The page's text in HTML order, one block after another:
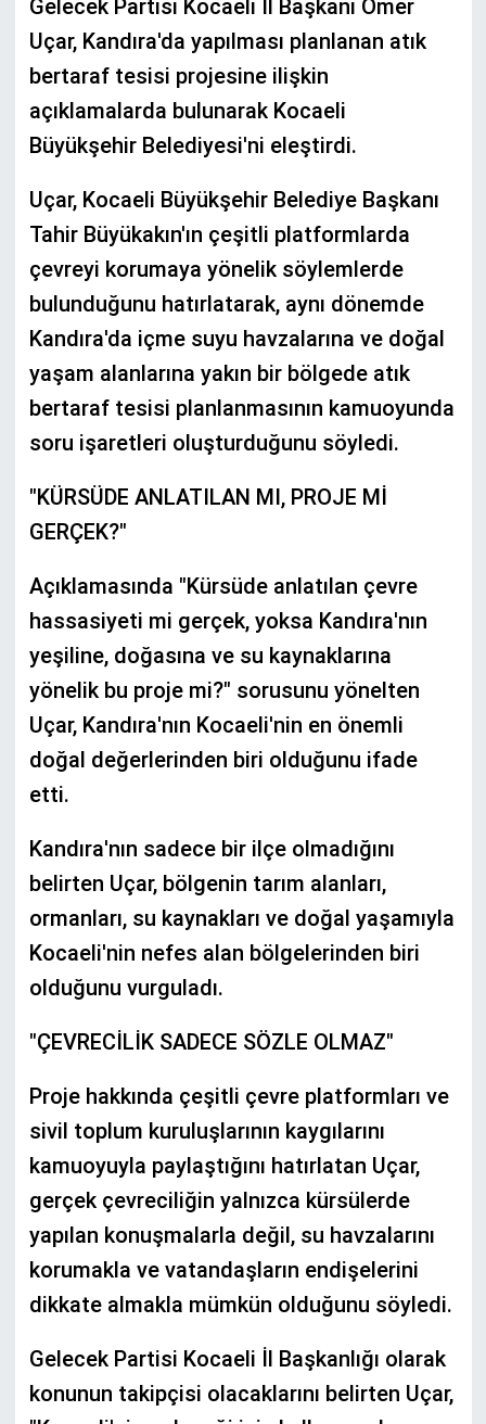
Gelecek Partisi Kocaeli İl Başkanı Ömer
Uçar, Kandıra'da yapılması planlanan atık
bertaraf tesisi projesine ilişkin
açıklamalarda bulunarak Kocaeli
Büyükşehir Belediyesi'ni eleştirdi.
Uçar, Kocaeli Büyükşehir Belediye Başkanı
Tahir Büyükakın'ın çeşitli platformlarda
çevreyi korumaya yönelik söylemlerde
bulunduğunu hatırlatarak, aynı dönemde
Kandıra'da içme suyu havzalarına ve doğal
yaşam alanlarına yakın bir bölgede atık
bertaraf tesisi planlanmasının kamuoyunda
soru işaretleri oluşturduğunu söyledi.
"KÜRSÜDE ANLATILAN MI, PROJE Mİ
GERÇEK?"
Açıklamasında "Kürsüde anlatılan çevre
hassasiyeti mi gerçek, yoksa Kandıra'nın
yeşiline, doğasına ve su kaynaklarına
yönelik bu proje mi?" sorusunu yönelten
Uçar, Kandıra'nın Kocaeli'nin en önemli
doğal değerlerinden biri olduğunu ifade
etti.
Kandıra'nın sadece bir ilçe olmadığını
belirten Uçar, bölgenin tarım alanları,
ormanları, su kaynakları ve doğal yaşamıyla
Kocaeli'nin nefes alan bölgelerinden biri
olduğunu vurguladı.
"ÇEVRECİLİK SADECE SÖZLE OLMAZ"
Proje hakkında çeşitli çevre platformları ve
sivil toplum kuruluşlarının kaygılarını
kamuoyuyla paylaştığını hatırlatan Uçar,
gerçek çevreciliğin yalnızca kürsülerde
yapılan konuşmalarla değil, su havzalarını
korumakla ve vatandaşların endişelerini
dikkate almakla mümkün olduğunu söyledi.
Gelecek Partisi Kocaeli İl Başkanlığı olarak
konunun takipçisi olacaklarını belirten Uçar,